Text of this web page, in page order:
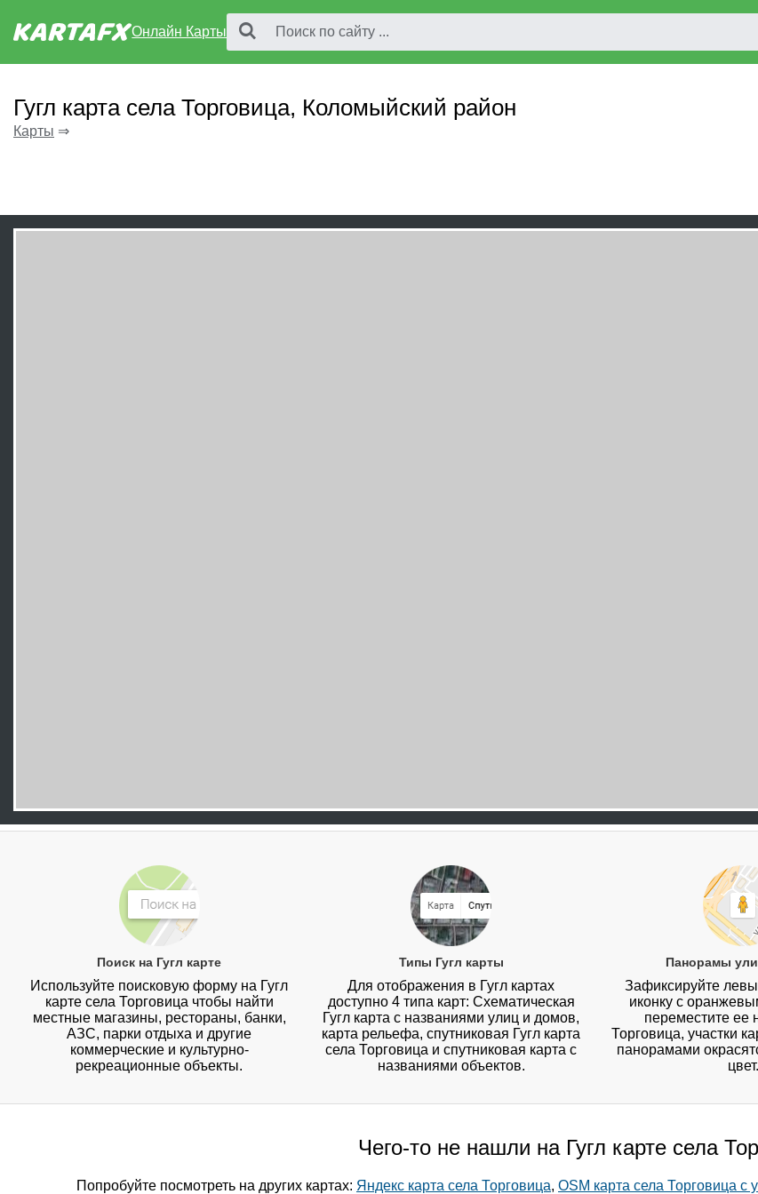
Онлайн Карты
Гугл карта села Торговица, Коломыйский район
Карты ⇒
Поиск на Гугл карте
Используйте поисковую форму на Гугл
карте села Торговица чтобы найти
местные магазины, рестораны, банки,
АЗС, парки отдыха и другие
коммерческие и культурно-
рекреационные объекты.
Типы Гугл карты
Для отображения в Гугл картах
доступно 4 типа карт: Схематическая
Гугл карта с названиями улиц и домов,
карта рельефа, спутниковая Гугл карта
села Торговица и спутниковая карта с
названиями объектов.
Панорамы
Зафиксируйте
иконку с
переместите ее
Торговица, участки
панорамами
цвет.
Чего-то не нашли на Гугл карте села
Попробуйте посмотреть на других картах: Яндекс карта села Торговица, OSM карта села Торговица